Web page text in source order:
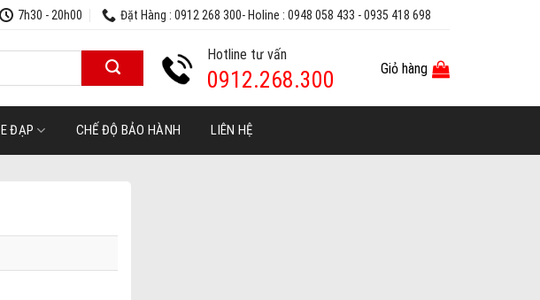
7h30 - 20h00 Đặt Hàng : 0912 268 300- Holine : 0948 058 433 - 0935 418 698
Hotline tư vấn
0912.268.300 Giỏ hàng
ĐẠP CHẾ ĐỘ BẢO HÀNH LIÊN HỆ